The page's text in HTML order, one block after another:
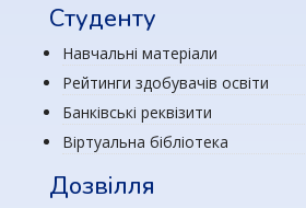
Студенту
Навчальні матеріали
Рейтинги здобувачів освіти
Банківські реквізити
Віртуальна бібліотека
Дозвілля